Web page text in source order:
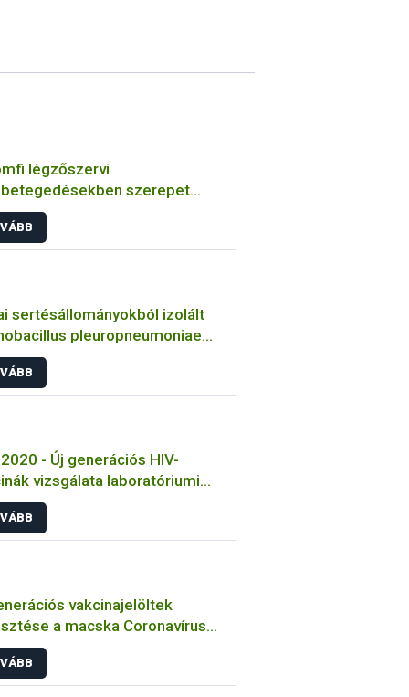
légzőszervi
szerepet
bakteriális kórokozók
sertésállományokból izolált
pleuropneumoniae
jellemzése
- Új generációs HIV-
vizsgálata laboratóriumi
vakcinajelöltek
a macska Coronavírus
ellen